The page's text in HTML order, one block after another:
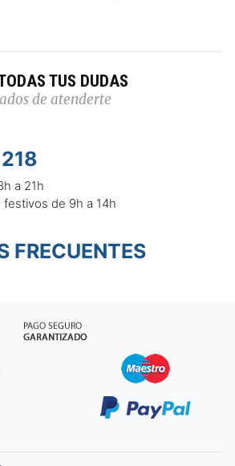
TUS DUDAS
de atenderte
a 21h
de 9h a 14h
FRECUENTES